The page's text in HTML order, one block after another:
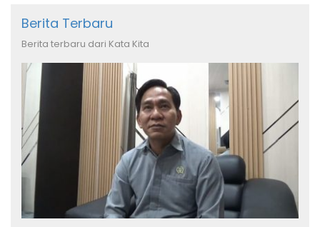
Berita Terbaru
Berita terbaru dari Kata Kita